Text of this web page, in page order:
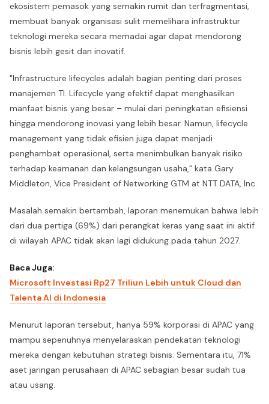
ekosistem pemasok yang semakin rumit dan terfragmentasi,
membuat banyak organisasi sulit memelihara infrastruktur
teknologi mereka secara memadai agar dapat mendorong
bisnis lebih gesit dan inovatif.
"Infrastructure lifecycles adalah bagian penting dari proses
manajemen TI. Lifecycle yang efektif dapat menghasilkan
manfaat bisnis yang besar – mulai dari peningkatan efisiensi
hingga mendorong inovasi yang lebih besar. Namun, lifecycle
management yang tidak efisien juga dapat menjadi
penghambat operasional, serta menimbulkan banyak risiko
terhadap keamanan dan kelangsungan usaha," kata Gary
Middleton, Vice President of Networking GTM at NTT DATA, Inc.
Masalah semakin bertambah, laporan menemukan bahwa lebih
dari dua pertiga (69%) dari perangkat keras yang saat ini aktif
di wilayah APAC tidak akan lagi didukung pada tahun 2027.
Baca Juga:
Microsoft Investasi Rp27 Triliun Lebih untuk Cloud dan
Talenta AI di Indonesia
Menurut laporan tersebut, hanya 59% korporasi di APAC yang
mampu sepenuhnya menyelaraskan pendekatan teknologi
mereka dengan kebutuhan strategi bisnis. Sementara itu, 71%
aset jaringan perusahaan di APAC sebagian besar sudah tua
atau usang.